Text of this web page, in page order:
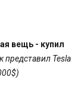
вещь - купил
представил Tesla